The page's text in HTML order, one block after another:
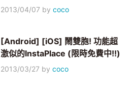
2013/04/07 bycoco
[Android] [iOS] 鬧雙胞! 功能超
激似的InstaPlace (限時免費中!!)
2013/03/27 bycoco